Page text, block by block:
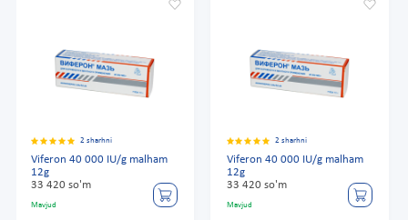
2 sharhni
Viferon 40 000 IU/g malham
12g
33 420 so'm
Mavjud
2 sharhni
Viferon 40 000 IU/g malham
12g
33 420 so'm
Mavjud